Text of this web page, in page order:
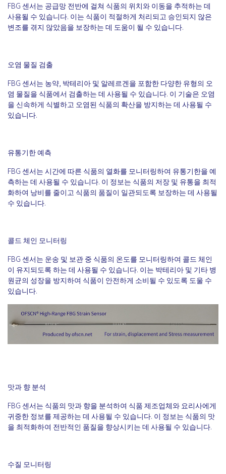
FBG 센서는 공급망 전반에 걸쳐 식품의 위치와 이동을 추적하는 데
사용될 수 있습니다. 이는 식품이 적절하게 처리되고 승인되지 않은
변조를 겪지 않았음을 보장하는 데 도움이 될 수 있습니다.
오염 물질 검출
FBG 센서는 농약, 박테리아 및 알레르겐을 포함한 다양한 유형의 오
염 물질을 식품에서 검출하는 데 사용될 수 있습니다. 이 기술은 오염
을 신속하게 식별하고 오염된 식품의 확산을 방지하는 데 사용될 수
있습니다.
유통기한 예측
FBG 센서는 시간에 따른 식품의 열화를 모니터링하여 유통기한을 예
측하는 데 사용될 수 있습니다. 이 정보는 식품의 저장 및 유통을 최적
화하여 낭비를 줄이고 식품의 품질이 일관되도록 보장하는 데 사용될
수 있습니다.
콜드 체인 모니터링
FBG 센서는 운송 및 보관 중 식품의 온도를 모니터링하여 콜드 체인
이 유지되도록 하는 데 사용될 수 있습니다. 이는 박테리아 및 기타 병
원균의 성장을 방지하여 식품이 안전하게 소비될 수 있도록 도울 수
있습니다.
맛과 향 분석
FBG 센서는 식품의 맛과 향을 분석하여 식품 제조업체와 요리사에게
귀중한 정보를 제공하는 데 사용될 수 있습니다. 이 정보는 식품의 맛
을 최적화하여 전반적인 품질을 향상시키는 데 사용될 수 있습니다.
수질 모니터링